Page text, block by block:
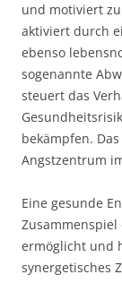
und motiviert
aktiviert durch
ebenso
sogenannte
steuert das
bekämpfen.
Angstzentrum
Eine gesunde
Zusammenspiel
ermöglicht und
synergetisches